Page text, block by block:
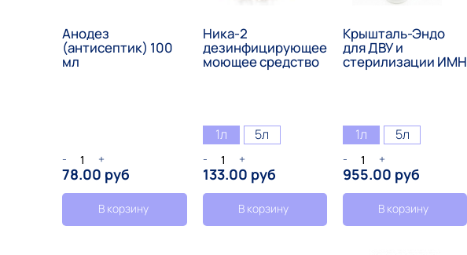
Анодез
(антисептик) 100
мл
- +
78.00 руб
В корзину
Ника-2
дезинфицирующее
моющее средство
1л 5л
- +
133.00 руб
В корзину
Крышталь-Эндо
для ДВУ и
стерилизации ИМН
1л 5л
- +
955.00 руб
В корзину